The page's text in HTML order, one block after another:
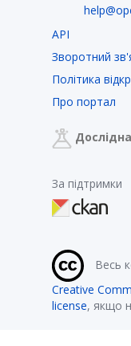
API
Зворотний
Політика
Про портал
За підтримки
Весь
Creative
license, якщо